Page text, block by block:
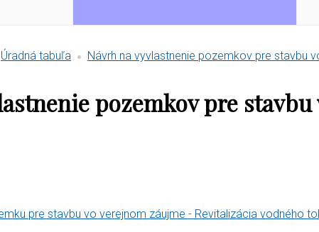
Úradná tabuľa Návrh na vyvlastnenie pozemkov pre stavbu
pozemkov pre
pre stavbu vo verejnom záujme - Revitalizácia vodného